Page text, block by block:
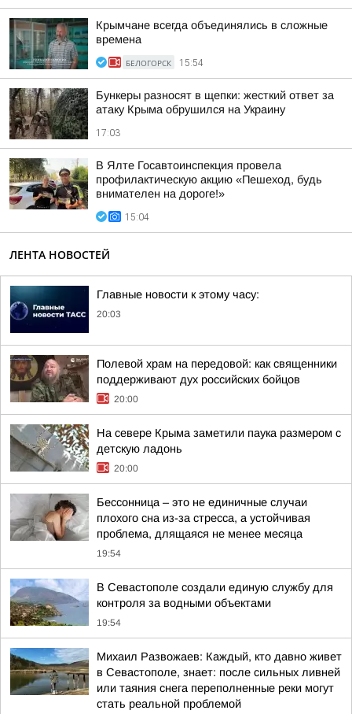
Крымчане всегда объединялись в сложные
времена
БЕЛОГОРСК 15:54
Бункеры разносят в щепки: жесткий ответ за
атаку Крыма обрушился на Украину
17:03
В Ялте Госавтоинспекция провела
профилактическую акцию «Пешеход, будь
внимателен на дороге!»
15:04
ЛЕНТА НОВОСТЕЙ
Главные новости к этому часу:
20:03
Полевой храм на передовой: как священники
поддерживают дух российских бойцов
20:00
На севере Крыма заметили паука размером с
детскую ладонь
20:00
Бессонница – это не единичные случаи
плохого сна из-за стресса, а устойчивая
проблема, длящаяся не менее месяца
19:54
В Севастополе создали единую службу для
контроля за водными объектами
19:54
Михаил Развожаев: Каждый, кто давно живет
в Севастополе, знает: после сильных ливней
или таяния снега переполненные реки могут
стать реальной проблемой